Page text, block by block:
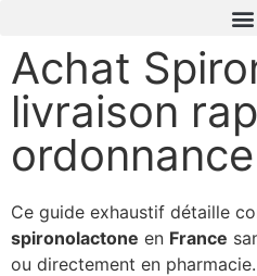
Achat
livraison
ordonnance
Ce guide exhaustif détaille
spironolactone en France
ou directement en